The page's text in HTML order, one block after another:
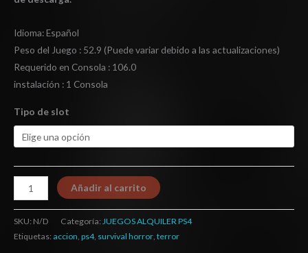
Idioma: Español
Peso del Juego : 52.9 (Puede variar debido a las actualizaciones)
Requerido en Consola : 106.0
instalación : 1 Consola
Tipo de slot
Añadir al carrito
SKU: N/D Categoría: JUEGOS ALQUILER PS4
Etiquetas: accion, ps4, survival horror, terror